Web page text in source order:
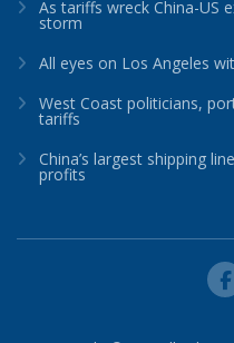
As tariffs wreck China-US
storm
All eyes on Los Angeles
West Coast politicians,
tariffs
China’s largest shipping
profits